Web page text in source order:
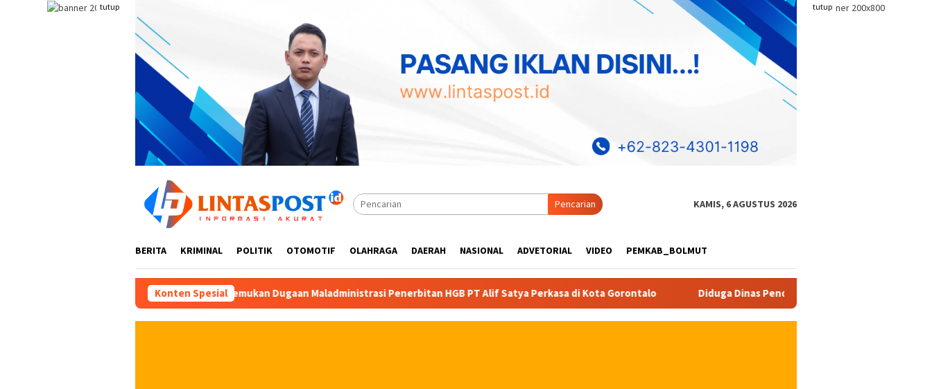
tutup tutup
Pencarian KAMIS, 6 AGUSTUS 2026
BERITA KRIMINAL POLITIK OTOMOTIF OLAHRAGA DAERAH NASIONAL ADVETORIAL VIDEO PEMKAB_BOLMUT
Konten Spesial
Ombudsman Temukan Dugaan Maladministrasi Penerbitan HGB PT Alif Satya Perkasa di Kota Gorontalo Diduga Dinas Pendidikan Provinsi Gorontalo Markup Harga Pengadaan Alat